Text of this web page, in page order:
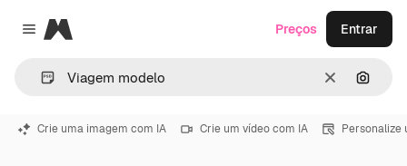
Close menu
Magnific
Limpar
Preços Entrar
Crie uma imagem com IA Crie um vídeo com IA Personalize